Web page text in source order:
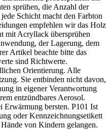
sprühen, die Anzahl der
Schicht macht den Farbton
empfehlen wir das Holz
mit Acryllack übersprühen
der Lagerung, dem
Artikel beachte bitte das
sind Richtwerte.
Orientierung. Alle
Sie entbinden nicht davon,
in eigener Verantwortung
entzündbares Aerosol.
Erwärmung bersten. P101 Ist
oder Kennzeichnungsetikett
von Kindern gelangen.